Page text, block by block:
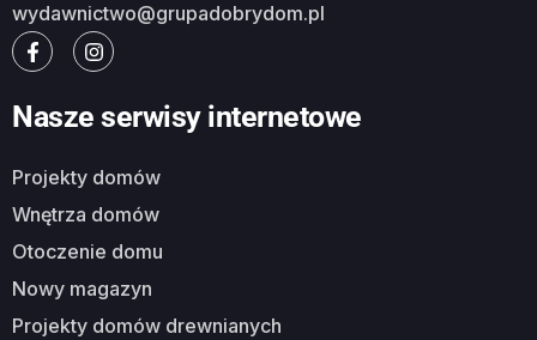
wydawnictwo@grupadobrydom.pl
Nasze serwisy internetowe
Projekty domów
Wnętrza domów
Otoczenie domu
Nowy magazyn
Projekty domów drewnianych